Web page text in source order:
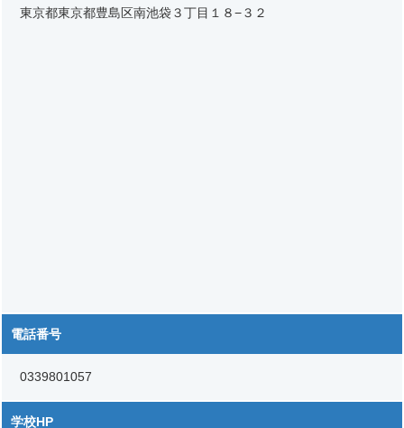
東京都東京都豊島区南池袋３丁目１８−３２
電話番号
0339801057
学校HP